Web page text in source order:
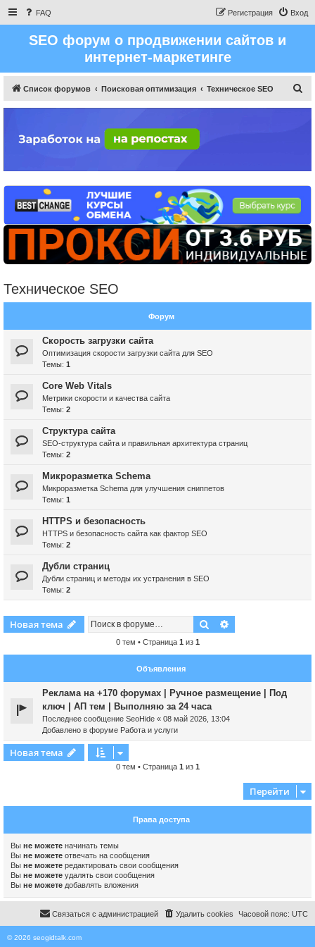
FAQ Вход
Регистрация
SEO форум о продвижении сайтов и
интернет-маркетинге
Список форумов Поисковая оптимизация Техническое SEO
Техническое SEO
Форум
Скорость загрузки сайта
Оптимизация скорости загрузки сайта для SEO
Темы: 1
Core Web Vitals
Метрики скорости и качества сайта
Темы: 2
Структура сайта
SEO-структура сайта и правильная архитектура страниц
Темы: 2
Микроразметка Schema
Микроразметка Schema для улучшения сниппетов
Темы: 1
HTTPS и безопасность
HTTPS и безопасность сайта как фактор SEO
Темы: 2
Дубли страниц
Дубли страниц и методы их устранения в SEO
Темы: 2
Новая тема Поиск
0 тем • Страница 1 из 1
Объявления
Реклама на +170 форумах | Ручное размещение | Под
ключ | АП тем | Выполняю за 24 часа
Последнее сообщение SeoHide « 08 май 2026, 13:04
Добавлено в форуме Работа и услуги
Новая тема
0 тем • Страница 1 из 1
Перейти
Права доступа
Вы не можете начинать темы
Вы не можете отвечать на сообщения
Вы не можете редактировать свои сообщения
Вы не можете удалять свои сообщения
Вы не можете добавлять вложения
Часовой пояс: UTC
Удалить cookies
Связаться с администрацией
© 2026 seogidtalk.com